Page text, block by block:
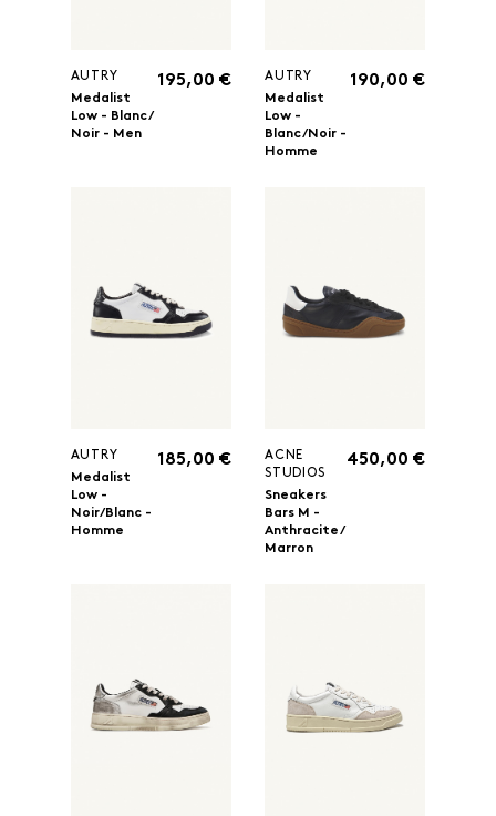
AUTRY
Medalist
Low - Blanc/
Noir - Men
195,00 €
AUTRY
Medalist
Low -
Blanc/Noir -
Homme
190,00 €
AUTRY
Medalist
Low -
Noir/Blanc -
Homme
185,00 €
ACNE
STUDIOS
Sneakers
Bars M -
Anthracite/
Marron
450,00 €